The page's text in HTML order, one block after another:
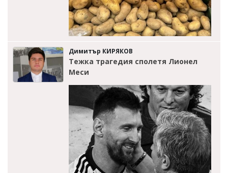
Димитър КИРЯКОВ
Тежка трагедия сполетя Лионел
Меси